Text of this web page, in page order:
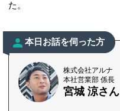
た。
本日お話を伺った方
株式会社アルナ
本社営業部 係長
宮城 涼さん